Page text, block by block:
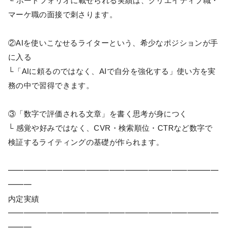
マーケ職の面接で刺さります。
②AIを使いこなせるライターという、希少なポジションが手
に入る
└「AIに頼るのではなく、AIで自分を強化する」使い方を実
務の中で習得できます。
③「数字で評価される文章」を書く思考が身につく
└ 感覚や好みではなく、CVR・検索順位・CTRなど数字で
検証するライティングの基礎が作られます。
━━━━━━━━━━━━━━━━━━━━━━━━━━━
━━━
内定実績
━━━━━━━━━━━━━━━━━━━━━━━━━━━
━━━